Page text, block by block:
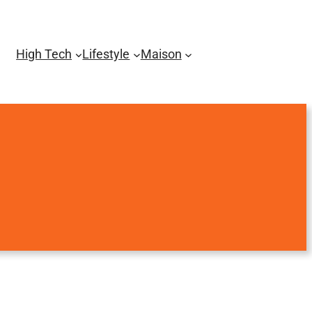
High Tech Lifestyle Maison